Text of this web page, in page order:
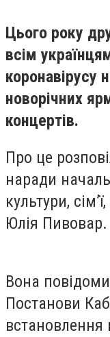
Цього року
всім
коронавірусу
новорічних
концертів.
Про це
наради
культури,
Юлія Пивовар.
Вона
Постанови
встановлення